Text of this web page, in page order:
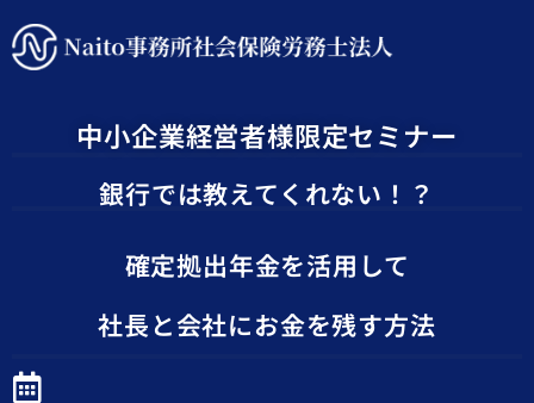
中小企業経営者様限定セミナー
銀行では教えてくれない！？
確定拠出年金を活用して
社長と会社にお金を残す方法